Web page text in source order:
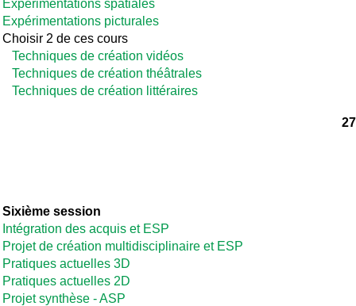
Expérimentations spatiales
Expérimentations picturales
Choisir 2 de ces cours
Techniques de création vidéos
Techniques de création théâtrales
Techniques de création littéraires
Sixième session
Intégration des acquis et ESP
Projet de création multidisciplinaire et ESP
Pratiques actuelles 3D
Pratiques actuelles 2D
Projet synthèse - ASP